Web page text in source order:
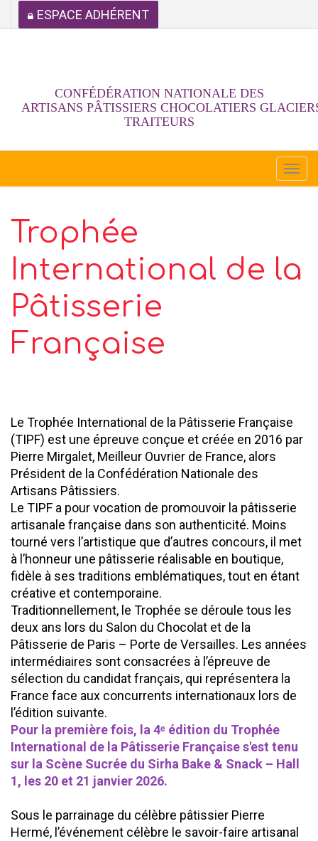
ESPACE ADHÉRENT
CONFÉDÉRATION NATIONALE DES
ARTISANS PÂTISSIERS CHOCOLATIERS
TRAITEURS
Trophée
International de la
Pâtisserie
Française
Le Trophée International de la Pâtisserie Française
(TIPF) est une épreuve conçue et créée en 2016 par
Pierre Mirgalet, Meilleur Ouvrier de France, alors
Président de la Confédération Nationale des
Artisans Pâtissiers.
Le TIPF a pour vocation de promouvoir la pâtisserie
artisanale française dans son authenticité. Moins
tourné vers l’artistique que d’autres concours, il met
à l’honneur une pâtisserie réalisable en boutique,
fidèle à ses traditions emblématiques, tout en étant
créative et contemporaine.
Traditionnellement, le Trophée se déroule tous les
deux ans lors du Salon du Chocolat et de la
Pâtisserie de Paris – Porte de Versailles. Les années
intermédiaires sont consacrées à l’épreuve de
sélection du candidat français, qui représentera la
France face aux concurrents internationaux lors de
l’édition suivante.
Pour la première fois, la 4ᵉ édition du Trophée
International de la Pâtisserie Française s'est tenu
sur la Scène Sucrée du Sirha Bake & Snack – Hall
1, les 20 et 21 janvier 2026.
Sous le parrainage du célèbre pâtissier Pierre
Hermé, l’événement célèbre le savoir-faire artisanal